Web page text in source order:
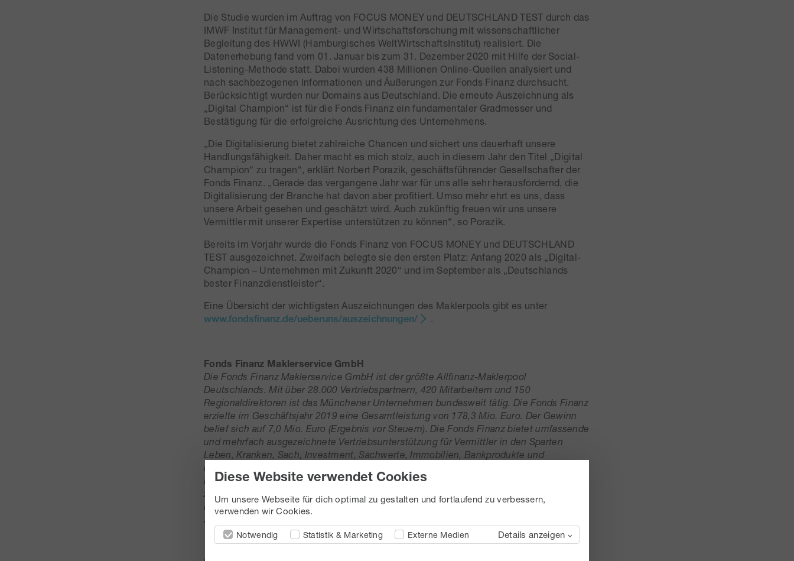
Die Studie wurden im Auftrag von FOCUS MONEY und DEUTSCHLAND TEST durch das
IMWF Institut für Management- und Wirtschaftsforschung mit wissenschaftlicher
Begleitung des HWWI (Hamburgisches WeltWirtschaftsInstitut) realisiert. Die
Datenerhebung fand vom 01. Januar bis zum 31. Dezember 2020 mit Hilfe der Social-
Listening-Methode statt. Dabei wurden 438 Millionen Online-Quellen analysiert und
nach sachbezogenen Informationen und Äußerungen zur Fonds Finanz durchsucht.
Berücksichtigt wurden nur Domains aus Deutschland. Die erneute Auszeichnung als
„Digital Champion“ ist für die Fonds Finanz ein fundamentaler Gradmesser und
Bestätigung für die erfolgreiche Ausrichtung des Unternehmens.
„Die Digitalisierung bietet zahlreiche Chancen und sichert uns dauerhaft unsere
Handlungsfähigkeit. Daher macht es mich stolz, auch in diesem Jahr den Titel „Digital
Champion“ zu tragen“, erklärt Norbert Porazik, geschäftsführender Gesellschafter der
Fonds Finanz. „Gerade das vergangene Jahr war für uns alle sehr herausfordernd, die
Digitalisierung der Branche hat davon aber profitiert. Umso mehr ehrt es uns, dass
unsere Arbeit gesehen und geschätzt wird. Auch zukünftig freuen wir uns unsere
Vermittler mit unserer Expertise unterstützen zu können“, so Porazik.
Bereits im Vorjahr wurde die Fonds Finanz von FOCUS MONEY und DEUTSCHLAND
TEST ausgezeichnet. Zweifach belegte sie den ersten Platz: Anfang 2020 als „Digital-
Champion – Unternehmen mit Zukunft 2020“ und im September als „Deutschlands
bester Finanzdienstleister“.
Eine Übersicht der wichtigsten Auszeichnungen des Maklerpools gibt es unter
www.fondsfinanz.de/ueberuns/auszeichnungen/
.
Fonds Finanz Maklerservice GmbH
Die Fonds Finanz Maklerservice GmbH ist der größte Allfinanz-Maklerpool
Deutschlands. Mit über 28.000 Vertriebspartnern, 420 Mitarbeitern und 150
Regionaldirektoren ist das Münchener Unternehmen bundesweit tätig. Die Fonds Finanz
erzielte im Geschäftsjahr 2019 eine Gesamtleistung von 178,3 Mio. Euro. Der Gewinn
belief sich auf 7,0 Mio. Euro (Ergebnis vor Steuern). Die Fonds Finanz bietet umfassende
und mehrfach ausgezeichnete Vertriebsunterstützung für Vermittler in den Sparten
Leben, Kranken, Sach, Investment, Sachwerte, Immobilien, Bankprodukte und
Baufinanzierung – zu 100 % kostenfrei.
Die Fonds Finanz wurde 1996 gegründet und ist als inhabergeführte Kapitalgesellschaft
zu 100 % unabhängig. Eigentümer und Geschäftsführer sind Norbert Porazik und Markus
Kiener.
Stand: Januar 2021
Diese Website verwendet Cookies
Um unsere Webseite für dich optimal zu gestalten und fortlaufend zu verbessern,
verwenden wir Cookies.
Notwendig Statistik & Marketing Externe Medien Details anzeigen